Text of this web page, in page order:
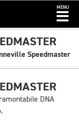
MENU
Speedmaster
DNA